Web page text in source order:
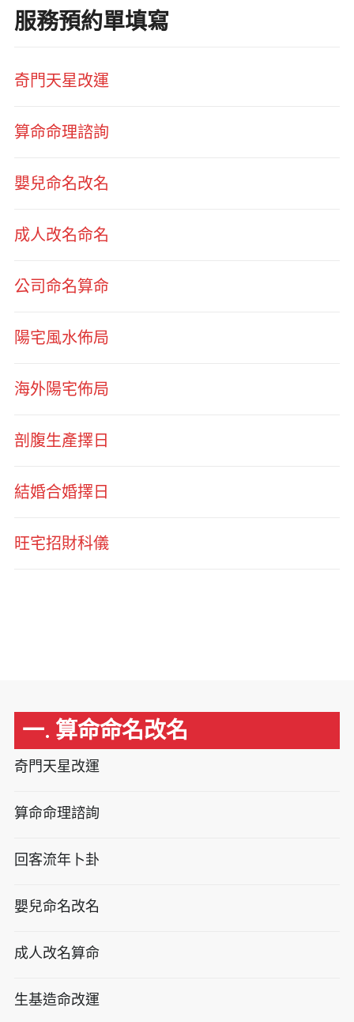
服務預約單填寫
奇門天星改運
算命命理諮詢
嬰兒命名改名
成人改名命名
公司命名算命
陽宅風水佈局
海外陽宅佈局
剖腹生產擇日
結婚合婚擇日
旺宅招財科儀
一. 算命命名改名
奇門天星改運
算命命理諮詢
回客流年卜卦
嬰兒命名改名
成人改名算命
生基造命改運